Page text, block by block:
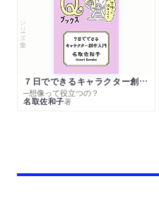
シリーズ・全集
７日でできるキャラクター創作入門
─想像って役立つの？
名取佐和子著